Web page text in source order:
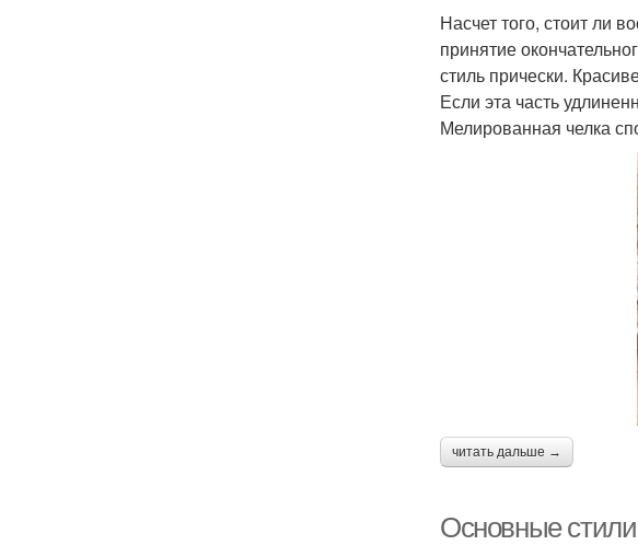
Насчет того, стоит ли
принятие
стиль прически.
Если эта часть
Мелированная челка
читать дальше →
Основные